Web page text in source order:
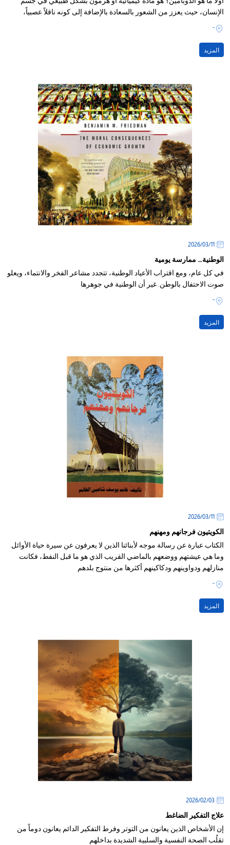
الإنسان، حيث يعزز من الشعور بالسعادة بالإضافة إلى كونه ناقلاً عصبياً،
-
المزيد
11‏/03‏/2026
الوطنية… ممارسة يومية
في كل عام، ومع اقتراب الأعياد الوطنية، تتجدد مشاعر الفخر والانتماء، ويعلو
صوت الاحتفال بالوطن. غير أن الوطنية في جوهرها
-
المزيد
11‏/03‏/2026
الكويتيون فرجانهم ومهنهم
الكتاب عبارة عن رسالة موجه لأبنائنا الذين لا يعرفون عن سيرة حياة الأوائل
وما هي عيشتهم ووضعهم بالماضي القريب الذي هو ما قبل النفط، فكانت
منازلهم ودواوينهم ودكاكينهم أكثرها من منتوج بلدهم
-
المزيد
03‏/02‏/2026
علاج التفكير الضاغط
إن الأشخاص الذين يعانون من التوتر وفرط التفكير الدائم يعانون دوماً من
تقلُب الصحة النفسية والسلبية الشديدة بداخلهم